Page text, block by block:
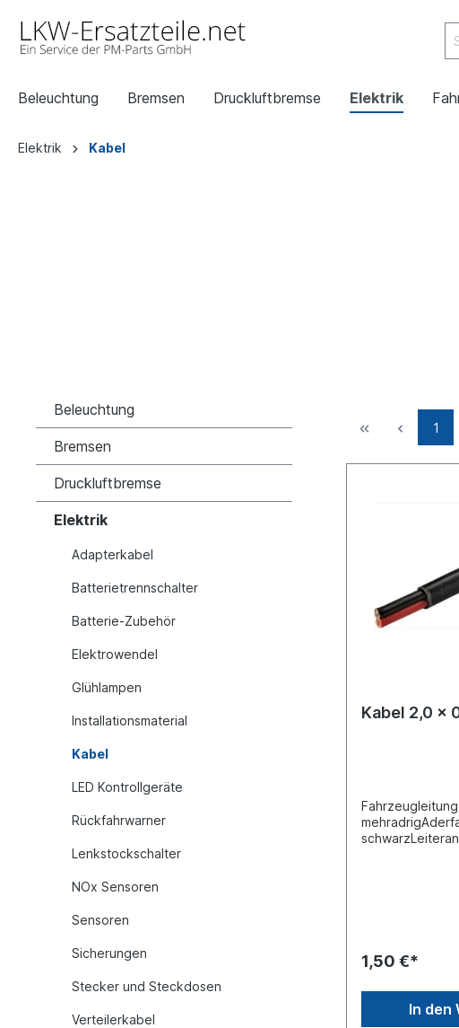
Beleuchtung Bremsen Druckluftbremse Elektrik
Elektrik Kabel
Beleuchtung
Bremsen
Druckluftbremse
Elektrik
Adapterkabel
Batterietrennschalter
Batterie-Zubehör
Elektrowendel
Glühlampen
Installationsmaterial
Kabel
LED Kontrollgeräte
Rückfahrwarner
Lenkstockschalter
NOx Sensoren
Sensoren
Sicherungen
Stecker und Steckdosen
Verteilerkabel
1
Kabel 2,0 x
Fahrzeugleitung
1,50 €*
In den